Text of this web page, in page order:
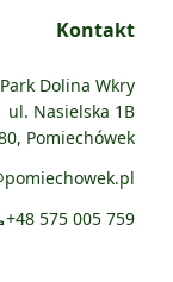
Kontakt
Park Dolina Wkry
ul. Nasielska 1B
Pomiechówek
+48 575 005 759